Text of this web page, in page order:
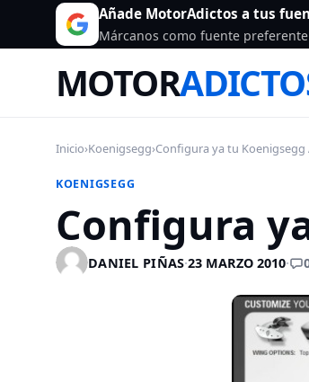
Añade MotorAdictos a tus
Márcanos como fuente
MOTOR
Inicio›Koenigsegg›Configura ya tu Koenigsegg
KOENIGSEGG
Configura
DANIEL PIÑAS·23 MARZO 2010·